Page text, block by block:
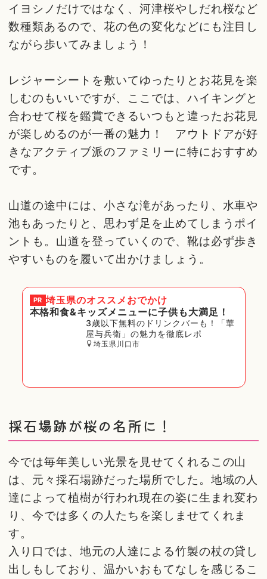
イヨシノだけではなく、河津桜やしだれ桜など
数種類あるので、花の色の変化などにも注目し
ながら歩いてみましょう！
レジャーシートを敷いてゆったりとお花見を楽
しむのもいいですが、ここでは、ハイキングと
合わせて桜を鑑賞できるいつもと違ったお花見
が楽しめるのが一番の魅力！ アウトドアが好
きなアクティブ派のファミリーに特におすすめ
です。
山道の途中には、小さな滝があったり、水車や
池もあったりと、思わず足を止めてしまうポイ
ントも。山道を登っていくので、靴は必ず歩き
やすいものを履いて出かけましょう。
PR 埼玉県のオススメおでかけ
本格和食&キッズメニューに子供も大満足！
3歳以下無料のドリンクバーも！「華
屋与兵衛」の魅力を徹底レポ
埼玉県川口市
採石場跡が桜の名所に！
今では毎年美しい光景を見せてくれるこの山
は、元々採石場跡だった場所でした。地域の人
達によって植樹が行われ現在の姿に生まれ変わ
り、今では多くの人たちを楽しませてくれま
す。
入り口では、地元の人達による竹製の杖の貸し
出しもしており、温かいおもてなしを感じるこ